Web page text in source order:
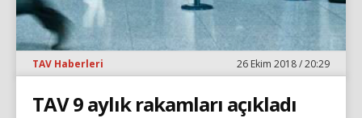
TAV Haberleri 26 Ekim 2018 / 20:29
TAV 9 aylık rakamları açıkladı